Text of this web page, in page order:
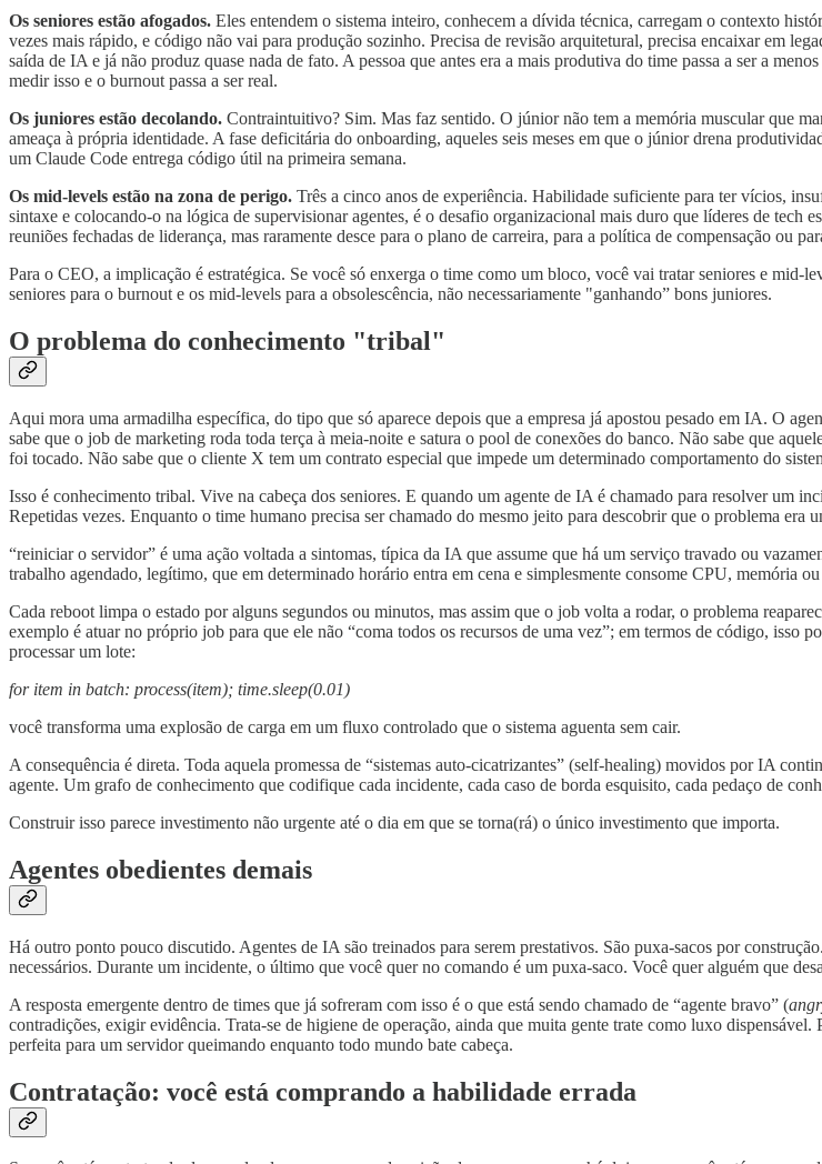
Os seniores estão afogados. Eles entendem o sistema inteiro, conhecem a dívida técnica, carregam o contexto
vezes mais rápido, e código não vai para produção sozinho. Precisa de revisão arquitetural, precisa encaixar em
saída de IA e já não produz quase nada de fato. A pessoa que antes era a mais produtiva do time passa a ser a
medir isso e o burnout passa a ser real.
Os juniores estão decolando. Contraintuitivo? Sim. Mas faz sentido. O júnior não tem a memória muscular que
ameaça à própria identidade. A fase deficitária do onboarding, aqueles seis meses em que o júnior drena
um Claude Code entrega código útil na primeira semana.
Os mid-levels estão na zona de perigo. Três a cinco anos de experiência. Habilidade suficiente para ter vícios,
sintaxe e colocando-o na lógica de supervisionar agentes, é o desafio organizacional mais duro que líderes de tech
reuniões fechadas de liderança, mas raramente desce para o plano de carreira, para a política de compensação ou
Para o CEO, a implicação é estratégica. Se você só enxerga o time como um bloco, você vai tratar seniores e mid-
seniores para o burnout e os mid-levels para a obsolescência, não necessariamente "ganhando” bons juniores.
O problema do conhecimento "tribal"
Aqui mora uma armadilha específica, do tipo que só aparece depois que a empresa já apostou pesado em IA. O
sabe que o job de marketing roda toda terça à meia-noite e satura o pool de conexões do banco. Não sabe que
foi tocado. Não sabe que o cliente X tem um contrato especial que impede um determinado comportamento do
Isso é conhecimento tribal. Vive na cabeça dos seniores. E quando um agente de IA é chamado para resolver um
Repetidas vezes. Enquanto o time humano precisa ser chamado do mesmo jeito para descobrir que o problema era
“reiniciar o servidor” é uma ação voltada a sintomas, típica da IA que assume que há um serviço travado ou
trabalho agendado, legítimo, que em determinado horário entra em cena e simplesmente consome CPU, memória
Cada reboot limpa o estado por alguns segundos ou minutos, mas assim que o job volta a rodar, o problema
exemplo é atuar no próprio job para que ele não “coma todos os recursos de uma vez”; em termos de código,
processar um lote:
for item in batch: process(item); time.sleep(0.01)
você transforma uma explosão de carga em um fluxo controlado que o sistema aguenta sem cair.
A consequência é direta. Toda aquela promessa de “sistemas auto-cicatrizantes” (self-healing) movidos por IA
agente. Um grafo de conhecimento que codifique cada incidente, cada caso de borda esquisito, cada pedaço de
Construir isso parece investimento não urgente até o dia em que se torna(rá) o único investimento que importa.
Agentes obedientes demais
Há outro ponto pouco discutido. Agentes de IA são treinados para serem prestativos. São puxa-sacos por
necessários. Durante um incidente, o último que você quer no comando é um puxa-saco. Você quer alguém que
A resposta emergente dentro de times que já sofreram com isso é o que está sendo chamado de “agente bravo” (
contradições, exigir evidência. Trata-se de higiene de operação, ainda que muita gente trate como luxo
perfeita para um servidor queimando enquanto todo mundo bate cabeça.
Contratação: você está comprando a habilidade errada